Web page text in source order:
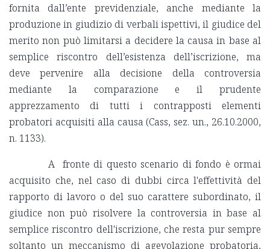
fornita dall’ente previdenziale, anche mediante la
produzione in giudizio di verbali ispettivi, il giudice del
merito non può limitarsi a decidere la causa in base al
semplice riscontro dell’esistenza dell’iscrizione, ma
deve pervenire alla decisione della controversia
mediante la comparazione e il prudente
apprezzamento di tutti i contrapposti elementi
probatori acquisiti alla causa (Cass, sez. un., 26.10.2000,
n. 1133).
A fronte di questo scenario di fondo è ormai
acquisito che, nel caso di dubbi circa l'effettività del
rapporto di lavoro o del suo carattere subordinato, il
giudice non può risolvere la controversia in base al
semplice riscontro dell'iscrizione, che resta pur sempre
soltanto un meccanismo di agevolazione probatoria,